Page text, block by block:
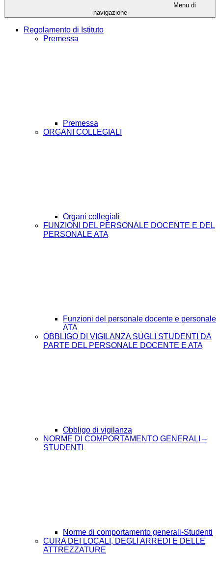
Menu di
navigazione
Regolamento di Istituto
Premessa
Premessa
ORGANI COLLEGIALI
Organi collegiali
FUNZIONI DEL PERSONALE DOCENTE E DEL
PERSONALE ATA
Funzioni del personale docente e personale
ATA
OBBLIGO DI VIGILANZA SUGLI STUDENTI DA
PARTE DEL PERSONALE DOCENTE E ATA
Obbligo di vigilanza
NORME DI COMPORTAMENTO GENERALI –
STUDENTI
Norme di comportamento generali-Studenti
CURA DEI LOCALI, DEGLI ARREDI E DELLE
ATTREZZATURE